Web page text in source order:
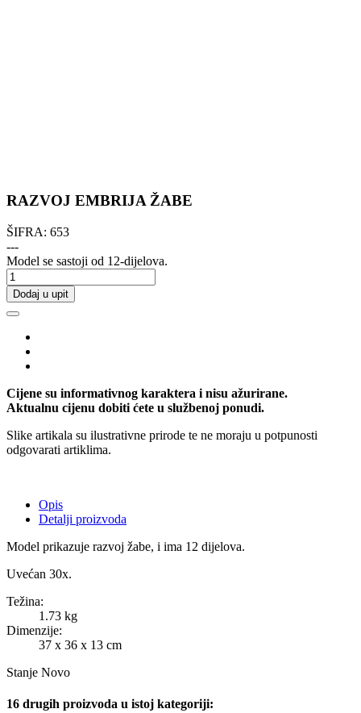
RAZVOJ EMBRIJA ŽABE
ŠIFRA: 653
---
Model se sastoji od 12-dijelova.
Dodaj u upit
Cijene su informativnog karaktera i nisu ažurirane.
Aktualnu cijenu dobiti ćete u službenoj ponudi.
Slike artikala su ilustrativne prirode te ne moraju u potpunosti
odgovarati artiklima.
Opis
Detalji proizvoda
Model prikazuje razvoj žabe, i ima 12 dijelova.
Uvećan 30x.
Težina:
1.73 kg
Dimenzije:
37 x 36 x 13 cm
Stanje Novo
16 drugih proizvoda u istoj kategoriji: